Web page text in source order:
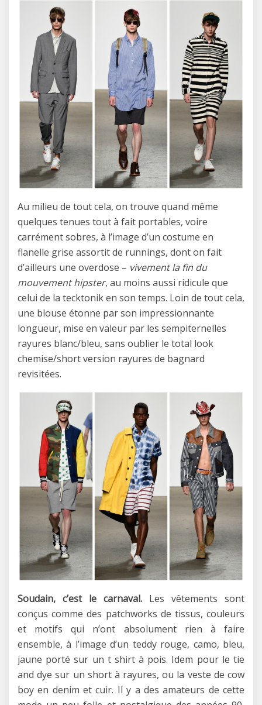
Au milieu de tout cela, on trouve quand même
quelques tenues tout à fait portables, voire
carrément sobres, à l’image d’un costume en
flanelle grise assortit de runnings, dont on fait
d’ailleurs une overdose – vivement la fin du
mouvement hipster, au moins aussi ridicule que
celui de la tecktonik en son temps. Loin de tout cela,
une blouse étonne par son impressionnante
longueur, mise en valeur par les sempiternelles
rayures blanc/bleu, sans oublier le total look
chemise/short version rayures de bagnard
revisitées.
Soudain, c’est le carnaval. Les vêtements sont
conçus comme des patchworks de tissus, couleurs
et motifs qui n’ont absolument rien à faire
ensemble, à l’image d’un teddy rouge, camo, bleu,
jaune porté sur un t shirt à pois. Idem pour le tie
and dye sur un short à rayures, ou la veste de cow
boy en denim et cuir. Il y a des amateurs de cette